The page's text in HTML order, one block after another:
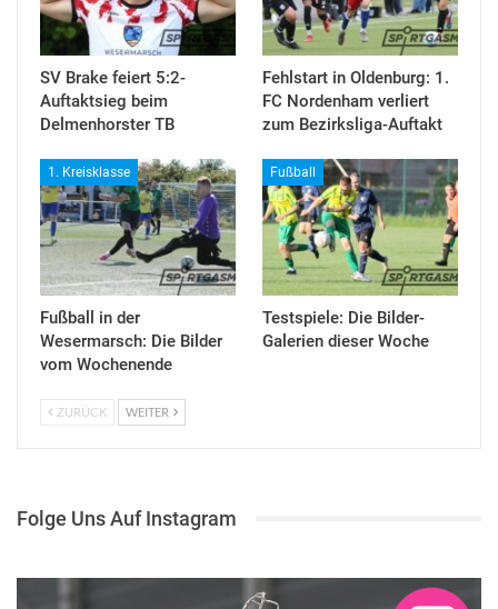
SV Brake feiert 5:2-
Auftaktsieg beim
Delmenhorster TB
Fehlstart in Oldenburg: 1.
FC Nordenham verliert
zum Bezirksliga-Auftakt
1. Kreisklasse
Fußball in der
Wesermarsch: Die Bilder
vom Wochenende
Fußball
Testspiele: Die Bilder-
Galerien dieser Woche
ZURÜCK WEITER
Folge Uns Auf Instagram